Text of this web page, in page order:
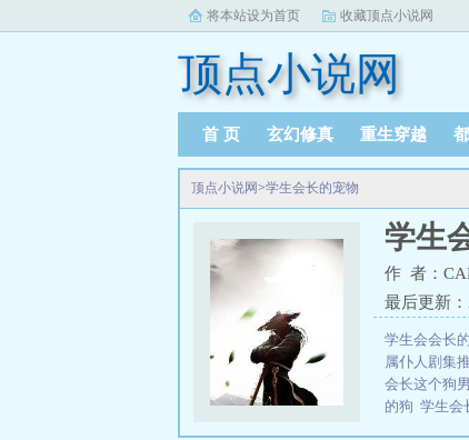
将本站设为首页 收藏顶点小说网
顶点小说网
首 页 玄幻修真 重生穿越
顶点小说网>学生会长的宠物
学生
作 者：
最后更新
学生会会长
属仆人剧集
会长这个狗
的狗 学生会